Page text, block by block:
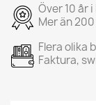
Över 10 år
Mer än
Flera olika
Faktura,